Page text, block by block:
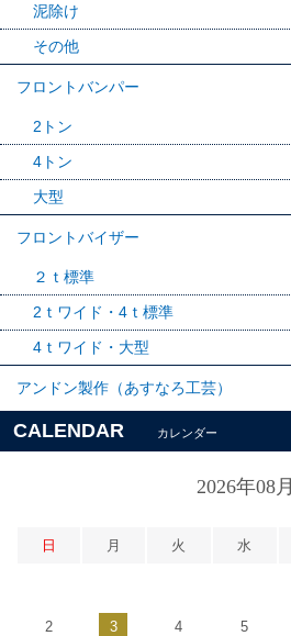
泥除け
その他
フロントバンパー
2トン
4トン
大型
フロントバイザー
２ｔ標準
2ｔワイド・4ｔ標準
4ｔワイド・大型
アンドン製作（あすなろ工芸）
CALENDAR カレンダー
2026年08月
日 月 火 水
2 3 4 5